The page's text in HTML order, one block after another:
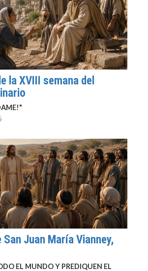
la XVIII semana del
San Juan María Vianney,
EL MUNDO Y PREDIQUEN EL